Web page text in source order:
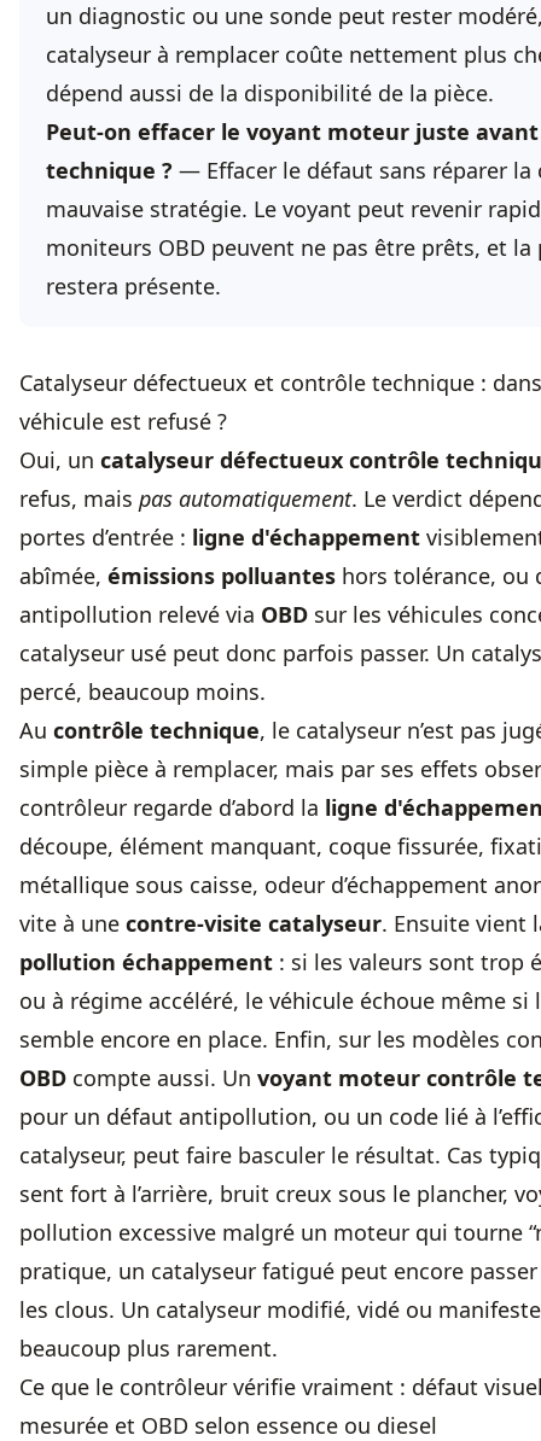
un diagnostic ou une sonde peut rester
catalyseur à remplacer coûte nettement plus
dépend aussi de la disponibilité de la pièce.
Peut-on effacer le voyant moteur juste
technique ? — Effacer le défaut sans réparer la
mauvaise stratégie. Le voyant peut revenir
moniteurs OBD peuvent ne pas être prêts, et la
restera présente.
Catalyseur défectueux et contrôle technique :
véhicule est refusé ?
Oui, un catalyseur défectueux contrôle
refus, mais pas automatiquement. Le verdict
portes d’entrée : ligne d'échappement
abîmée, émissions polluantes hors tolérance, ou
antipollution relevé via OBD sur les véhicules
catalyseur usé peut donc parfois passer. Un
percé, beaucoup moins.
Au contrôle technique, le catalyseur n’est pas
simple pièce à remplacer, mais par ses effets
contrôleur regarde d’abord la ligne
découpe, élément manquant, coque fissurée,
métallique sous caisse, odeur d’échappement
vite à une contre-visite catalyseur. Ensuite vient
pollution échappement : si les valeurs sont trop
ou à régime accéléré, le véhicule échoue même si
semble encore en place. Enfin, sur les modèles
OBD compte aussi. Un voyant moteur contrôle
pour un défaut antipollution, ou un code lié à
catalyseur, peut faire basculer le résultat. Cas
sent fort à l’arrière, bruit creux sous le plancher,
pollution excessive malgré un moteur qui tourne
pratique, un catalyseur fatigué peut encore
les clous. Un catalyseur modifié, vidé ou
beaucoup plus rarement.
Ce que le contrôleur vérifie vraiment : défaut
mesurée et OBD selon essence ou diesel